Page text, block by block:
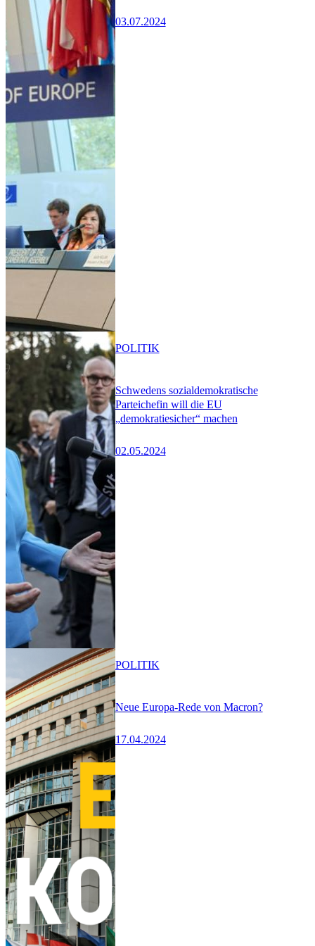
03.07.2024
Schwedens sozialdemokratische
Parteichefin will die EU
„demokratiesicher“ machen
02.05.2024
POLITIK
Neue Europa-Rede von Macron?
17.04.2024
POLITIK